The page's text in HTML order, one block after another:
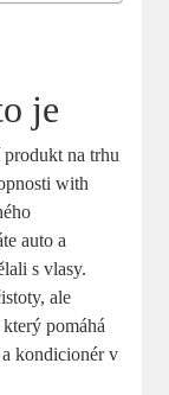
je
na trhu
with
auto a
s vlasy.
ale
pomáhá
kondicionér v